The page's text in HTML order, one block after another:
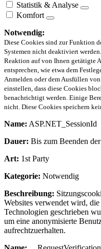
Statistik & Analyse
Komfort
Notwendig:
Diese Cookies sind zur Funktion
Systemen nicht deaktiviert
Reaktion auf von Ihnen getätigte
entsprechen, wie etwa dem
Anmelden oder dem Ausfüllen
einstellen, dass diese Cookies
benachrichtigt werden. Einige
nicht. Diese Cookies speichern
Name: ASP.NET_SessionId
Dauer: Bis zum Beenden
Art: 1st Party
Kategorie: Notwendig
Beschreibung:
Websites verwendet wird,
Technologien geschrieben
um eine anonymisierte
aufrechtzuerhalten.